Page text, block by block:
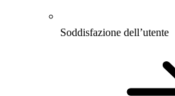
Soddisfazione dell’utente